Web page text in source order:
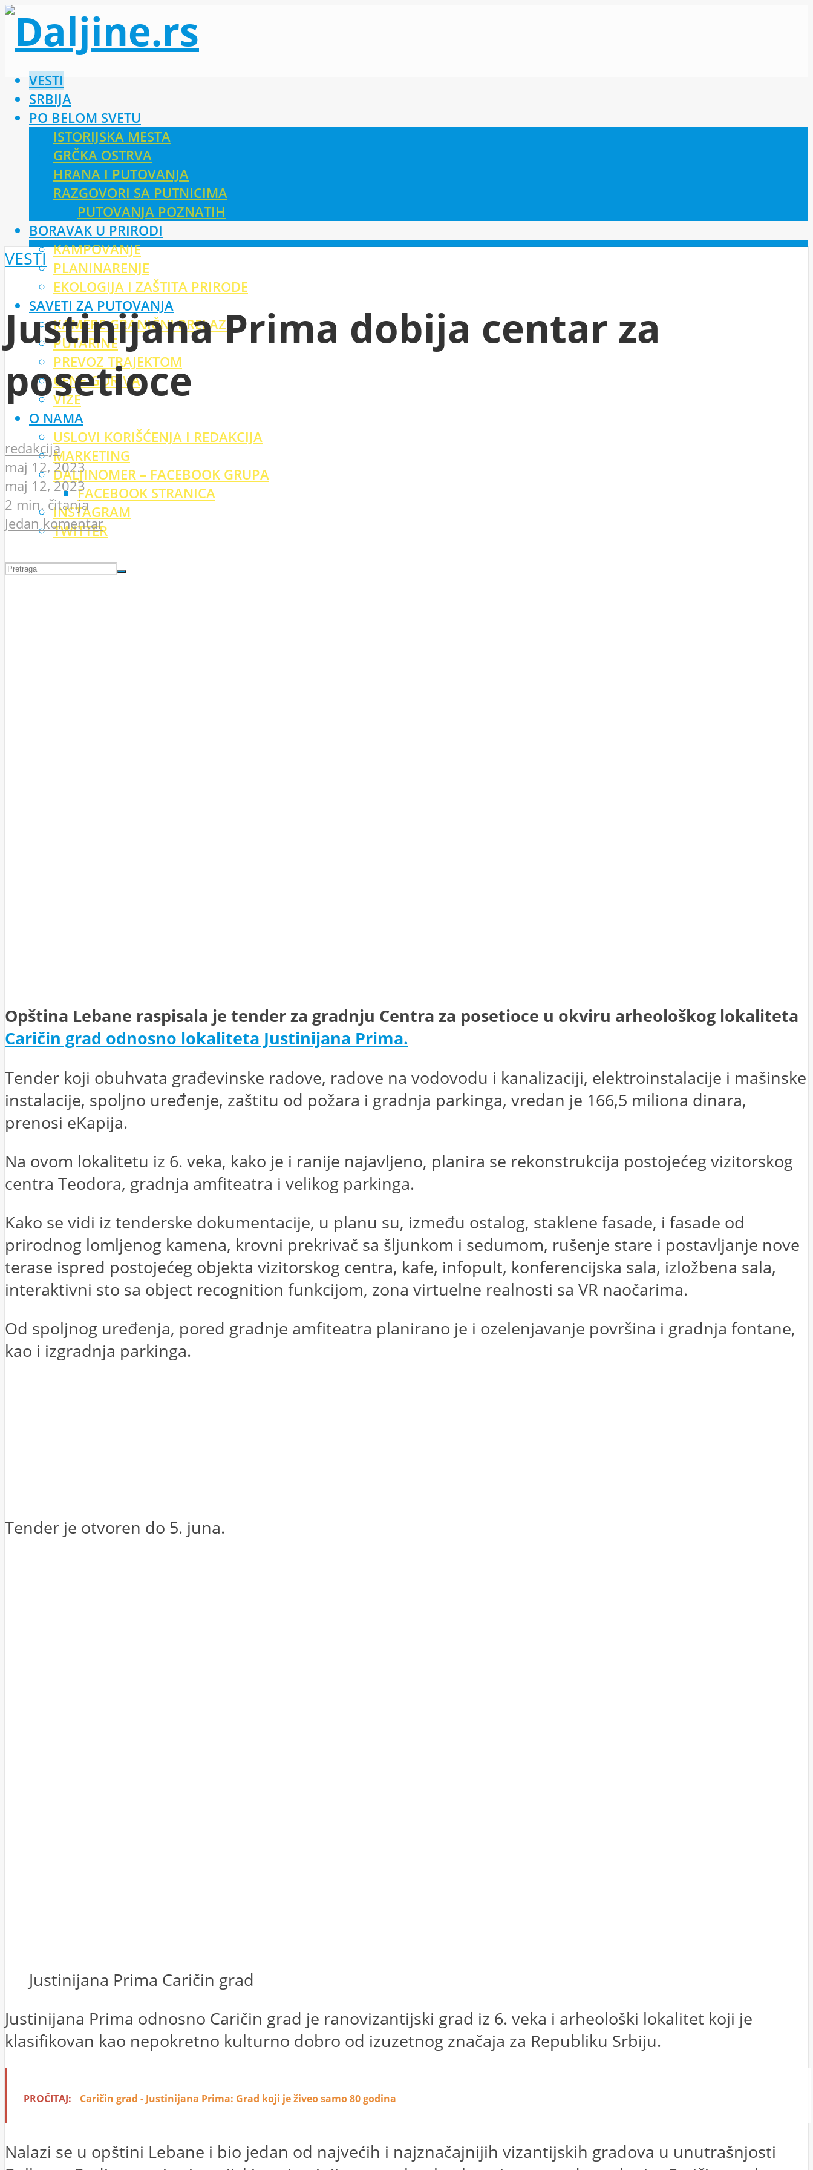
VESTI
SRBIJA
PO BELOM SVETU
ISTORIJSKA MESTA
GRČKA OSTRVA
HRANA I PUTOVANJA
RAZGOVORI SA PUTNICIMA
PUTOVANJA POZNATIH
BORAVAK U PRIRODI
KAMPOVANJE
PLANINARENJE
EKOLOGIJA I ZAŠTITA PRIRODE
SAVETI ZA PUTOVANJA
KAMERE GRANIČNI PRELAZI
PUTARINE
PREVOZ TRAJEKTOM
CENE GORIVA
VIZE
O NAMA
USLOVI KORIŠĆENJA I REDAKCIJA
MARKETING
DALJINOMER – FACEBOOK GRUPA
FACEBOOK STRANICA
INSTAGRAM
TWITTER
VESTI
Justinijana Prima dobija centar za
posetioce
redakcija
maj 12, 2023
maj 12, 2023
2 min. čitanja
Jedan komentar
Opština Lebane raspisala je tender za gradnju Centra za posetioce u okviru arheološkog lokaliteta
Caričin grad odnosno lokaliteta Justinijana Prima.
Tender koji obuhvata građevinske radove, radove na vodovodu i kanalizaciji, elektroinstalacije i mašinske
instalacije, spoljno uređenje, zaštitu od požara i gradnja parkinga, vredan je 166,5 miliona dinara,
prenosi eKapija.
Na ovom lokalitetu iz 6. veka, kako je i ranije najavljeno, planira se rekonstrukcija postojećeg vizitorskog
centra Teodora, gradnja amfiteatra i velikog parkinga.
Kako se vidi iz tenderske dokumentacije, u planu su, između ostalog, staklene fasade, i fasade od
prirodnog lomljenog kamena, krovni prekrivač sa šljunkom i sedumom, rušenje stare i postavljanje nove
terase ispred postojećeg objekta vizitorskog centra, kafe, infopult, konferencijska sala, izložbena sala,
interaktivni sto sa object recognition funkcijom, zona virtuelne realnosti sa VR naočarima.
Od spoljnog uređenja, pored gradnje amfiteatra planirano je i ozelenjavanje površina i gradnja fontane,
kao i izgradnja parkinga.
Tender je otvoren do 5. juna.
Justinijana Prima Caričin grad
Justinijana Prima odnosno Caričin grad je ranovizantijski grad iz 6. veka i arheološki lokalitet koji je
klasifikovan kao nepokretno kulturno dobro od izuzetnog značaja za Republiku Srbiju.
PROČITAJ: Caričin grad - Justinijana Prima: Grad koji je živeo samo 80 godina
Nalazi se u opštini Lebane i bio jedan od najvećih i najznačajnijih vizantijskih gradova u unutrašnjosti